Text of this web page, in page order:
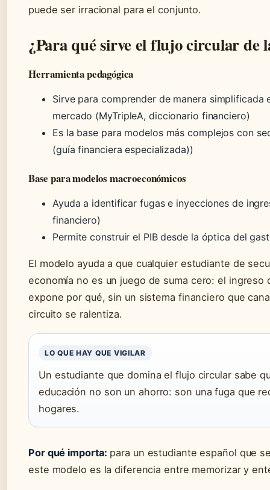
puede ser irracional para el conjunto.
¿Para qué sirve el flujo circular de
Herramienta pedagógica
Sirve para comprender de manera
mercado (MyTripleA, diccionario financiero)
Es la base para modelos más complejos con
(guía financiera especializada))
Base para modelos macroeconómicos
Ayuda a identificar fugas e inyecciones de
financiero)
Permite construir el PIB desde la óptica del
El modelo ayuda a que cualquier estudiante de
economía no es un juego de suma cero: el
expone por qué, sin un sistema financiero que
circuito se ralentiza.
LO QUE HAY QUE VIGILAR
Un estudiante que domina el flujo circular sabe
educación no son un ahorro: son una fuga que
hogares.
Por qué importa: para un estudiante español que
este modelo es la diferencia entre memorizar y